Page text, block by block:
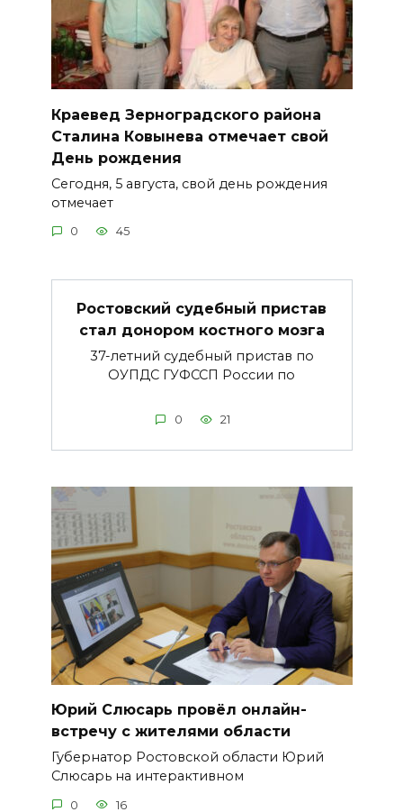
Краевед Зерноградского района
Сталина Ковынева отмечает свой
День рождения
Сегодня, 5 августа, свой день рождения
отмечает
0 45
Ростовский судебный пристав
стал донором костного мозга
37-летний судебный пристав по
ОУПДС ГУФССП России по
0 21
Юрий Слюсарь провёл онлайн-
встречу с жителями области
Губернатор Ростовской области Юрий
Слюсарь на интерактивном
0 16